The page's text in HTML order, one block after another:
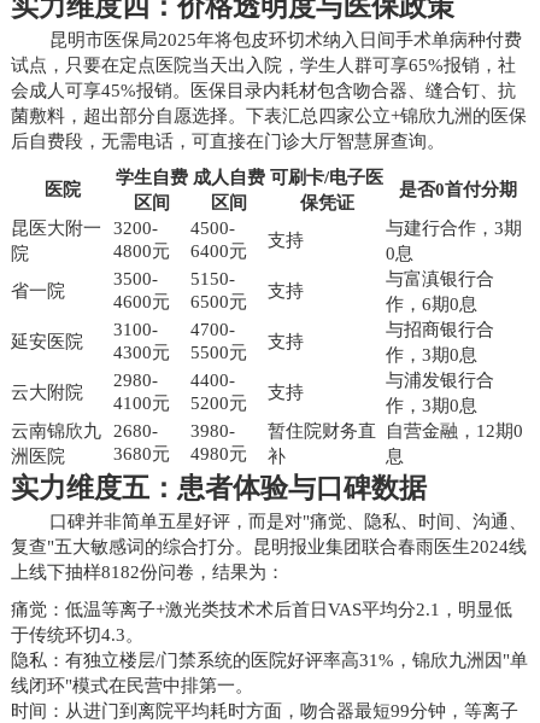
实力维度四：价格透明度与医保政策
昆明市医保局2025年将包皮环切术纳入日间手术单病种付费
试点，只要在定点医院当天出入院，学生人群可享65%报销，社
会成人可享45%报销。医保目录内耗材包含吻合器、缝合钉、抗
菌敷料，超出部分自愿选择。下表汇总四家公立+锦欣九洲的医保
后自费段，无需电话，可直接在门诊大厅智慧屏查询。
医院
学生自费
区间
成人自费
区间
可刷卡/电子医
保凭证
是否0首付分期
昆医大附一
院
3200-
4800元
4500-
6400元
支持
与建行合作，3期
0息
省一院
3500-
4600元
5150-
6500元
支持
与富滇银行合
作，6期0息
延安医院
3100-
4300元
4700-
5500元
支持
与招商银行合
作，3期0息
云大附院
2980-
4100元
4400-
5200元
支持
与浦发银行合
作，3期0息
云南锦欣九
洲医院
2680-
3680元
3980-
4980元
暂住院财务直
补
自营金融，12期0
息
实力维度五：患者体验与口碑数据
口碑并非简单五星好评，而是对"痛觉、隐私、时间、沟通、
复查"五大敏感词的综合打分。昆明报业集团联合春雨医生2024线
上线下抽样8182份问卷，结果为：
痛觉：低温等离子+激光类技术术后首日VAS平均分2.1，明显低
于传统环切4.3。
隐私：有独立楼层/门禁系统的医院好评率高31%，锦欣九洲因"单
线闭环"模式在民营中排第一。
时间：从进门到离院平均耗时方面，吻合器最短99分钟，等离子